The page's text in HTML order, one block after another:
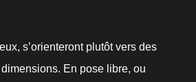
s’orienteront plutôt vers des
En pose libre, ou